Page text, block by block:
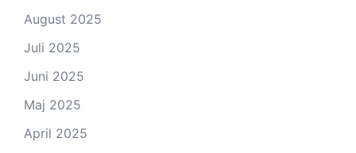
August 2025
Juli 2025
Juni 2025
Maj 2025
April 2025